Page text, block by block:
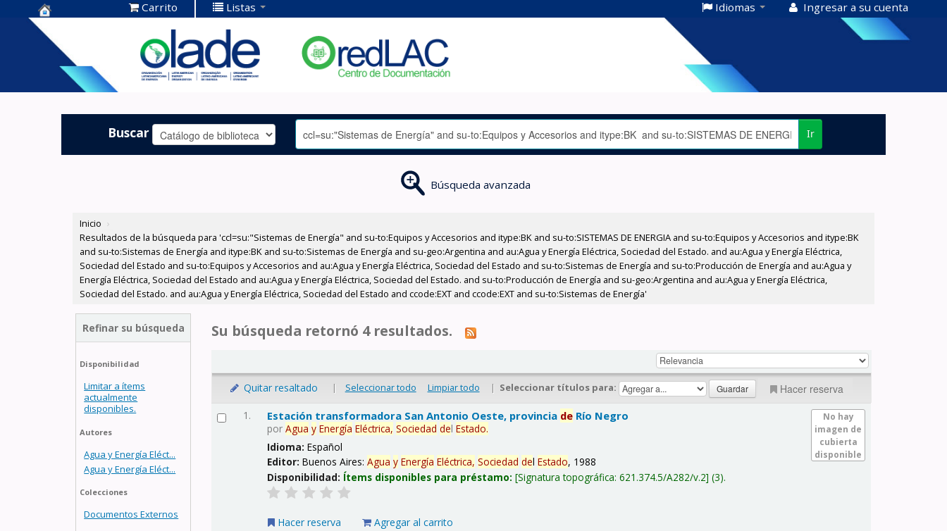
Centro de
Documentación
OLADE -
Carrito Listas Idiomas Ingresar a su cuenta
Buscar Ir
Búsqueda avanzada
Inicio ›
Resultados de la búsqueda para 'ccl=su:"Sistemas de Energía" and su-to:Equipos y Accesorios and itype:BK and su-to:SISTEMAS DE ENERGIA and su-to:Equipos y Accesorios and itype:BK
and su-to:Sistemas de Energía and itype:BK and su-to:Sistemas de Energía and su-geo:Argentina and au:Agua y Energía Eléctrica, Sociedad del Estado. and au:Agua y Energía Eléctrica,
Sociedad del Estado and su-to:Equipos y Accesorios and au:Agua y Energía Eléctrica, Sociedad del Estado and su-to:Sistemas de Energía and su-to:Producción de Energía and au:Agua y
Energía Eléctrica, Sociedad del Estado and au:Agua y Energía Eléctrica, Sociedad del Estado. and su-to:Producción de Energía and su-geo:Argentina and au:Agua y Energía Eléctrica,
Sociedad del Estado. and au:Agua y Energía Eléctrica, Sociedad del Estado and ccode:EXT and ccode:EXT and su-to:Sistemas de Energía'
Refinar su búsqueda
Disponibilidad
Limitar a ítems
actualmente
disponibles.
Autores
Agua y Energía Eléct...
Agua y Energía Eléct...
Colecciones
Documentos Externos
Su búsqueda retornó 4 resultados.
Quitar resaltado | Seleccionar todo Limpiar todo | Seleccionar títulos para: Hacer reserva
1.
No hay
imagen de
cubierta
disponible
Estación transformadora San Antonio Oeste, provincia de Río Negro
porAgua y Energía Eléctrica, Sociedad delEstado.
Idioma:Español
Editor:Buenos Aires:Agua y Energía Eléctrica, Sociedad delEstado, 1988
Disponibilidad: Ítems disponibles para préstamo: Signatura topográfica:621.374.5/A282/v.2 (3).
Hacer reserva Agregar al carrito